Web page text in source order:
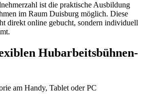
ist die praktische Ausbildung
im Raum Duisburg möglich. Diese
direkt online gebucht, sondern individuell
Hubarbeitsbühnen-
am Handy, Tablet oder PC